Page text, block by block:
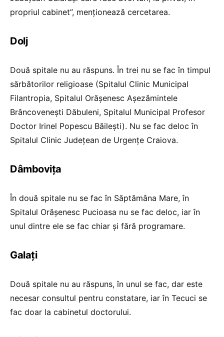
propriul cabinet”, menționează cercetarea.
Dolj
Două spitale nu au răspuns. În trei nu se fac în timpul
sărbătorilor religioase (Spitalul Clinic Municipal
Filantropia, Spitalul Orășenesc Așezămintele
Brâncovenești Dăbuleni, Spitalul Municipal Profesor
Doctor Irinel Popescu Băilești). Nu se fac deloc în
Spitalul Clinic Județean de Urgențe Craiova.
Dâmbovița
În două spitale nu se fac în Săptămâna Mare, în
Spitalul Orășenesc Pucioasa nu se fac deloc, iar în
unul dintre ele se fac chiar și fără programare.
Galați
Două spitale nu au răspuns, în unul se fac, dar este
necesar consultul pentru constatare, iar în Tecuci se
fac doar la cabinetul doctorului.